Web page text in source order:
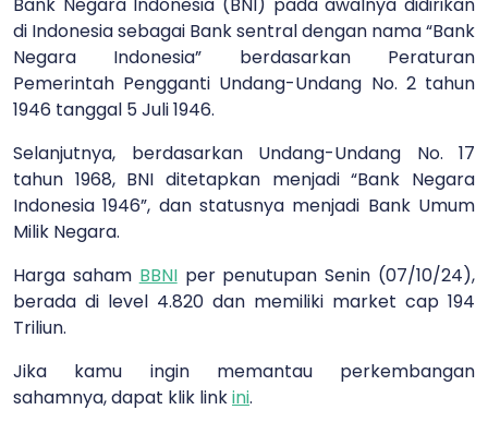
Bank Negara Indonesia (BNI) pada awalnya didirikan
di Indonesia sebagai Bank sentral dengan nama “Bank
Negara Indonesia” berdasarkan Peraturan
Pemerintah Pengganti Undang-Undang No. 2 tahun
1946 tanggal 5 Juli 1946.
Selanjutnya, berdasarkan Undang-Undang No. 17
tahun 1968, BNI ditetapkan menjadi “Bank Negara
Indonesia 1946”, dan statusnya menjadi Bank Umum
Milik Negara.
Harga saham BBNIper penutupan Senin (07/10/24),
berada di level 4.820 dan memiliki market cap 194
Triliun.
Jika kamu ingin memantau perkembangan
sahamnya, dapat klik linkini.